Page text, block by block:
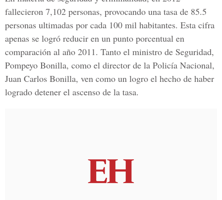
fallecieron 7,102 personas, provocando una tasa de 85.5
personas ultimadas por cada 100 mil habitantes. Esta cifra
apenas se logró reducir en un punto porcentual en
comparación al año 2011. Tanto el ministro de Seguridad,
Pompeyo Bonilla, como el director de la Policía Nacional,
Juan Carlos Bonilla, ven como un logro el hecho de haber
logrado detener el ascenso de la tasa.